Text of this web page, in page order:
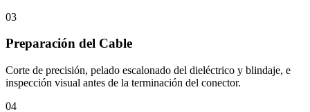
03
Preparación del Cable
Corte de precisión, pelado escalonado del dieléctrico y blindaje, e
inspección visual antes de la terminación del conector.
04